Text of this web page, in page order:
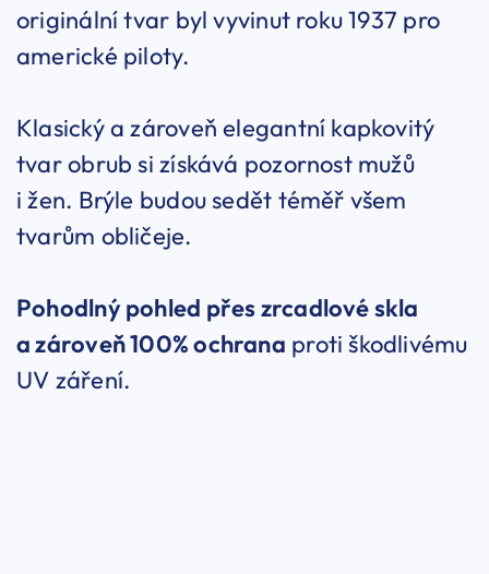
originální tvar byl vyvinut roku 1937 pro
americké piloty.
Klasický a zároveň elegantní kapkovitý
tvar obrub si získává pozornost mužů
i žen. Brýle budou sedět téměř všem
tvarům obličeje.
Pohodlný pohled přes zrcadlové skla
a zároveň 100% ochrana proti škodlivému
UV záření.